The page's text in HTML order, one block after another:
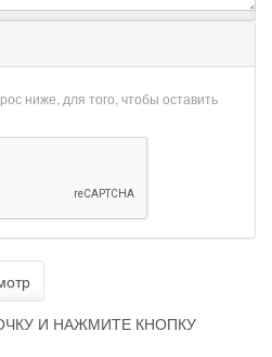
ниже, для того, чтобы оставить
И НАЖМИТЕ КНОПКУ